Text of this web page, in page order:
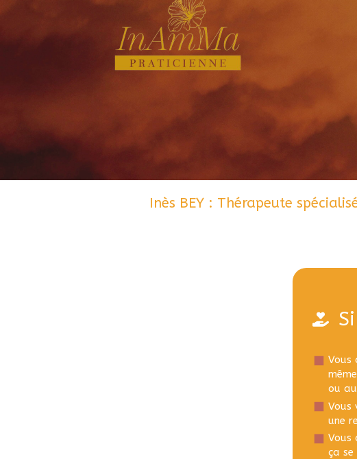
Inès BEY : Thérapeute
Vous
ou
Vous
une
Vous
ça